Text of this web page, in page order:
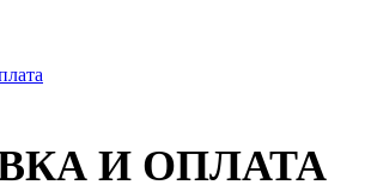
И ОПЛАТА